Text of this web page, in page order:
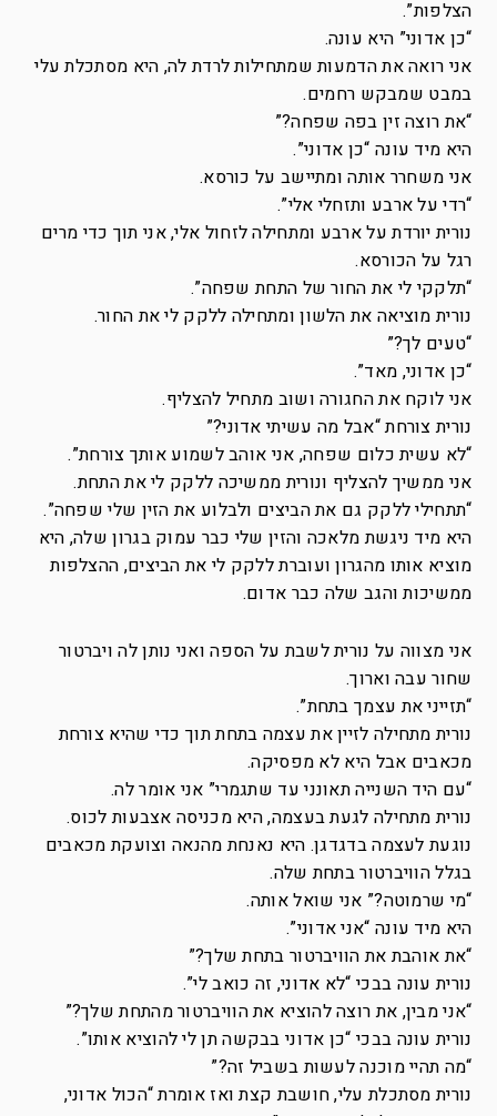
הצלפות”.
“כן אדוני” היא עונה.
אני רואה את הדמעות שמתחילות לרדת לה, היא מסתכלת עלי
במבט שמבקש רחמים.
“את רוצה זין בפה שפחה?”
היא מיד עונה “כן אדוני”.
אני משחרר אותה ומתיישב על כורסא.
“רדי על ארבע ותזחלי אלי”.
נורית יורדת על ארבע ומתחילה לזחול אלי, אני תוך כדי מרים
רגל על הכורסא.
“תלקקי לי את החור של התחת שפחה”.
נורית מוציאה את הלשון ומתחילה ללקק לי את החור.
“טעים לך?”
“כן אדוני, מאד”.
אני לוקח את החגורה ושוב מתחיל להצליף.
נורית צורחת “אבל מה עשיתי אדוני?”
“לא עשית כלום שפחה, אני אוהב לשמוע אותך צורחת”.
אני ממשיך להצליף ונורית ממשיכה ללקק לי את התחת.
“תתחילי ללקק גם את הביצים ולבלוע את הזין שלי שפחה”.
היא מיד ניגשת מלאכה והזין שלי כבר עמוק בגרון שלה, היא
מוציא אותו מהגרון ועוברת ללקק לי את הביצים, ההצלפות
ממשיכות והגב שלה כבר אדום.
אני מצווה על נורית לשבת על הספה ואני נותן לה ויברטור
שחור עבה וארוך.
“תזייני את עצמך בתחת”.
נורית מתחילה לזיין את עצמה בתחת תוך כדי שהיא צורחת
מכאבים אבל היא לא מפסיקה.
“עם היד השנייה תאונני עד שתגמרי” אני אומר לה.
נורית מתחילה לגעת בעצמה, היא מכניסה אצבעות לכוס.
נוגעת לעצמה בדגדגן. היא נאנחת מהנאה וצועקת מכאבים
בגלל הוויברטור בתחת שלה.
“מי שרמוטה?” אני שואל אותה.
היא מיד עונה “אני אדוני”.
“את אוהבת את הוויברטור בתחת שלך?”
נורית עונה בבכי “לא אדוני, זה כואב לי”.
“אני מבין, את רוצה להוציא את הוויברטור מהתחת שלך?”
נורית עונה בבכי “כן אדוני בבקשה תן לי להוציא אותו”.
“מה תהיי מוכנה לעשות בשביל זה?”
נורית מסתכלת עלי, חושבת קצת ואז אומרת “הכול אדוני,